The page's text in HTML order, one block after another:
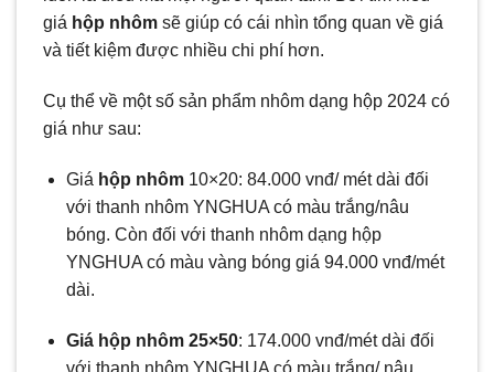
giá hộp nhôm sẽ giúp có cái nhìn tổng quan về giá
và tiết kiệm được nhiều chi phí hơn.
Cụ thể về một số sản phẩm nhôm dạng hộp 2024 có
giá như sau:
Giá hộp nhôm10×20: 84.000 vnđ/ mét dài đối
với thanh nhôm YNGHUA có màu trắng/nâu
bóng. Còn đối với thanh nhôm dạng hộp
YNGHUA có màu vàng bóng giá 94.000 vnđ/mét
dài.
Giá hộp nhôm25×50: 174.000 vnđ/mét dài đối
với thanh nhôm YNGHUA có màu trắng/ nâu